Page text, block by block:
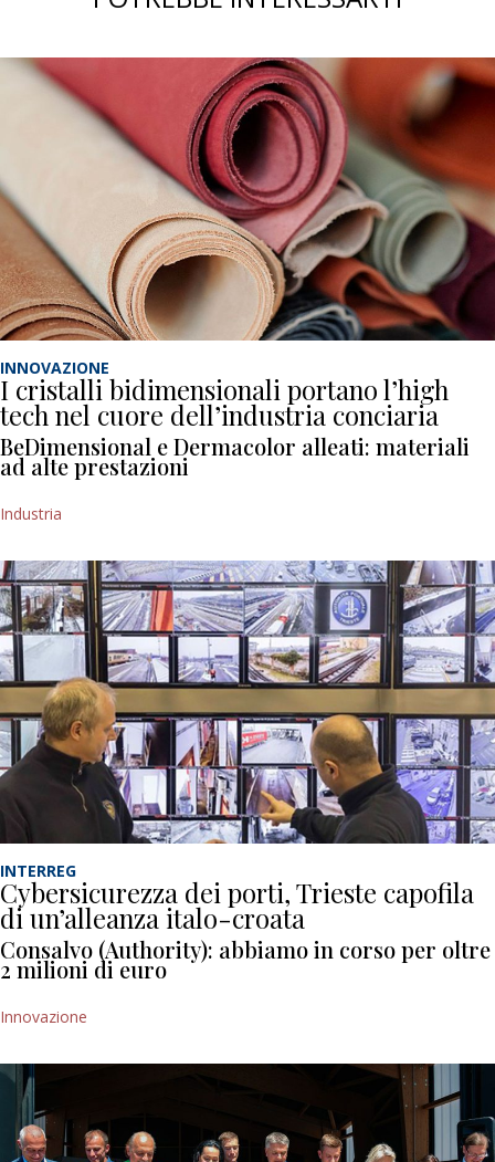
INNOVAZIONE
I cristalli bidimensionali portano l’high
tech nel cuore dell’industria conciaria
BeDimensional e Dermacolor alleati: materiali
ad alte prestazioni
Industria
INTERREG
Cybersicurezza dei porti, Trieste capofila
di un’alleanza italo-croata
Consalvo (Authority): abbiamo in corso per oltre
2 milioni di euro
Innovazione